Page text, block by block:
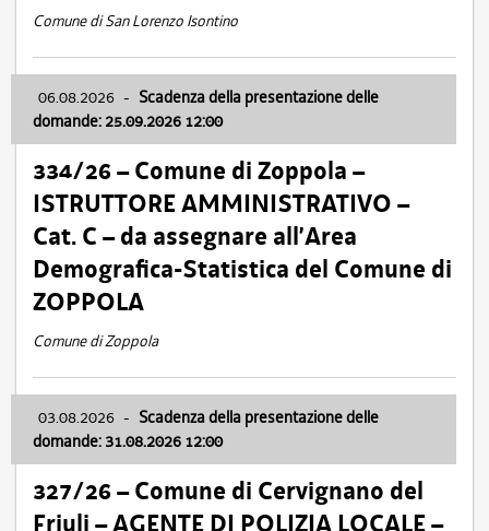
Comune di San Lorenzo Isontino
06.08.2026 - Scadenza della presentazione delle
domande: 25.09.2026 12:00
334/26 – Comune di Zoppola –
ISTRUTTORE AMMINISTRATIVO –
Cat. C – da assegnare all’Area
Demografica-Statistica del Comune di
ZOPPOLA
Comune di Zoppola
03.08.2026 - Scadenza della presentazione delle
domande: 31.08.2026 12:00
327/26 – Comune di Cervignano del
Friuli – AGENTE DI POLIZIA LOCALE –